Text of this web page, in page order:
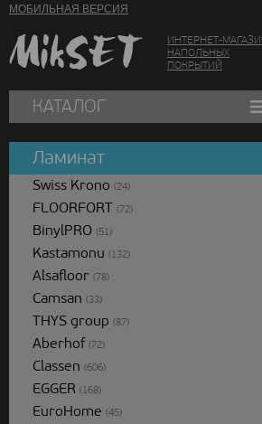
МОБИЛЬНАЯ ВЕРСИЯ
ИНТЕРНЕТ-
НАПОЛЬНЫХ
ПОКРЫТИЙ
КАТАЛОГ
Ламинат
Swiss Krono (24)
FLOORFORT (72)
BinylPRO (51)
Kastamonu (132)
Alsafloor (78)
Camsan (33)
THYS group (87)
Aberhof (72)
Classen (606)
EGGER (168)
EuroHome (45)